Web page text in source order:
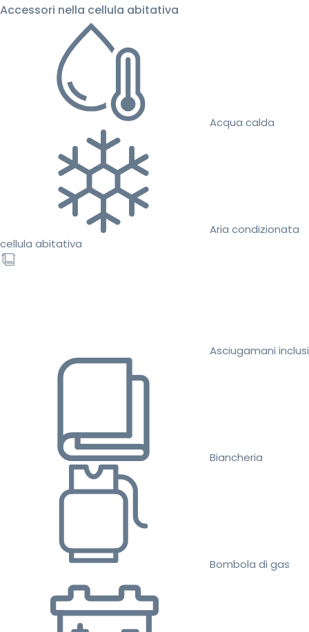
Accessori nella cellula abitativa
Acqua calda
Aria condizionata
cellula abitativa
Asciugamani inclusi
Biancheria
Bombola di gas